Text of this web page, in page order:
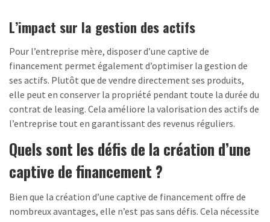
L’impact sur la gestion des actifs
Pour l’entreprise mère, disposer d’une captive de
financement permet également d’optimiser la gestion de
ses actifs. Plutôt que de vendre directement ses produits,
elle peut en conserver la propriété pendant toute la durée du
contrat de leasing. Cela améliore la valorisation des actifs de
l’entreprise tout en garantissant des revenus réguliers.
Quels sont les défis de la création d’une
captive de financement ?
Bien que la création d’une captive de financement offre de
nombreux avantages, elle n’est pas sans défis. Cela nécessite